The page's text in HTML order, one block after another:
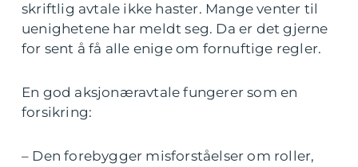
skriftlig avtale ikke haster. Mange venter til
uenighetene har meldt seg. Da er det gjerne
for sent å få alle enige om fornuftige regler.
En god aksjonæravtale fungerer som en
forsikring:
– Den forebygger misforståelser om roller,